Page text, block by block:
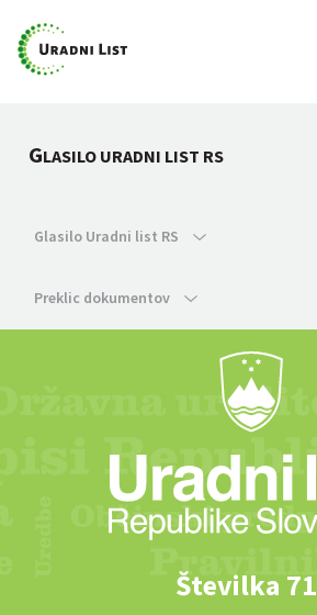
GLASILO URADNI LIST RS
Glasilo Uradni list RS
Preklic dokumentov
Številka 71